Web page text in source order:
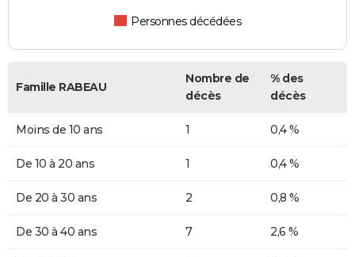
Personnes décédées
Famille RABEAU
Nombre de
décès
% des
décès
Moins de 10 ans 1 0,4 %
De 10 à 20 ans 1 0,4 %
De 20 à 30 ans 2 0,8 %
De 30 à 40 ans 7 2,6 %